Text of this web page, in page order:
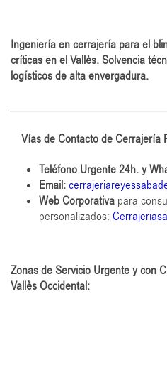
Ingeniería en cerrajería para el
críticas en el Vallès. Solvencia
logísticos de alta envergadura.
Vías de Contacto de Cerrajería
Teléfono Urgente 24h. y
Email:
Web Corporativa para
personalizados:
Zonas de Servicio Urgente y con
Vallès Occidental: